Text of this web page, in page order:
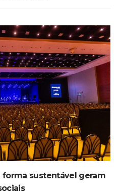
forma sustentável geram